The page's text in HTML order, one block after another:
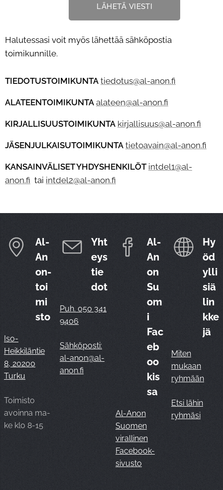
LÄHETÄ VIESTI
Halutessasi voit myös lähettää sähköpostia
toimikunnille.
TIEDOTUSTOIMIKUNTA tiedotus@al-anon.fi
ALATEENTOIMIKUNTA alateen@al-anon.fi
KIRJALLISUUSTOIMIKUNTA kirjallisuus@al-anon.fi
JÄSENJULKAISUTOIMIKUNTA tietoavain@al-anon.fi
KANSAINVÄLISET YHDYSHENKILÖT intdel1@al-
anon.fi tai intdel2@al-anon.fi
Al-
An
on-
toi
mi
sto
Iso-
Heikkiläntie
8, 20200
Turku
Toimisto
avoinna ma-
ke klo 8-15
Yht
eys
tie
dot
Puh. 050 341
9406
Sähköposti:
al-anon@al-
anon.fi
Al-
An
on
Su
om
i
Fac
eb
oo
kis
sa
Al-Anon
Suomen
virallinen
Facebook-
sivusto
Hy
öd
ylli
siä
lin
kke
jä
Miten
mukaan
ryhmään
Etsi lähin
ryhmäsi